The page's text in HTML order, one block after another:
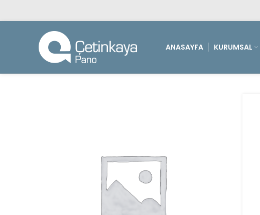
ANASAYFA KURUMSAL